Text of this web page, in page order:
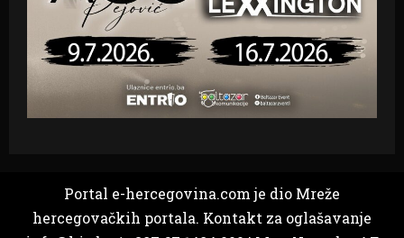
Portal e-hercegovina.com je dio Mreže
hercegovačkih portala. Kontakt za oglašavanje